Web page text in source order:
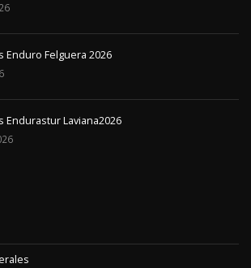
Enduro Felguera 2026
Endurastur Laviana2026